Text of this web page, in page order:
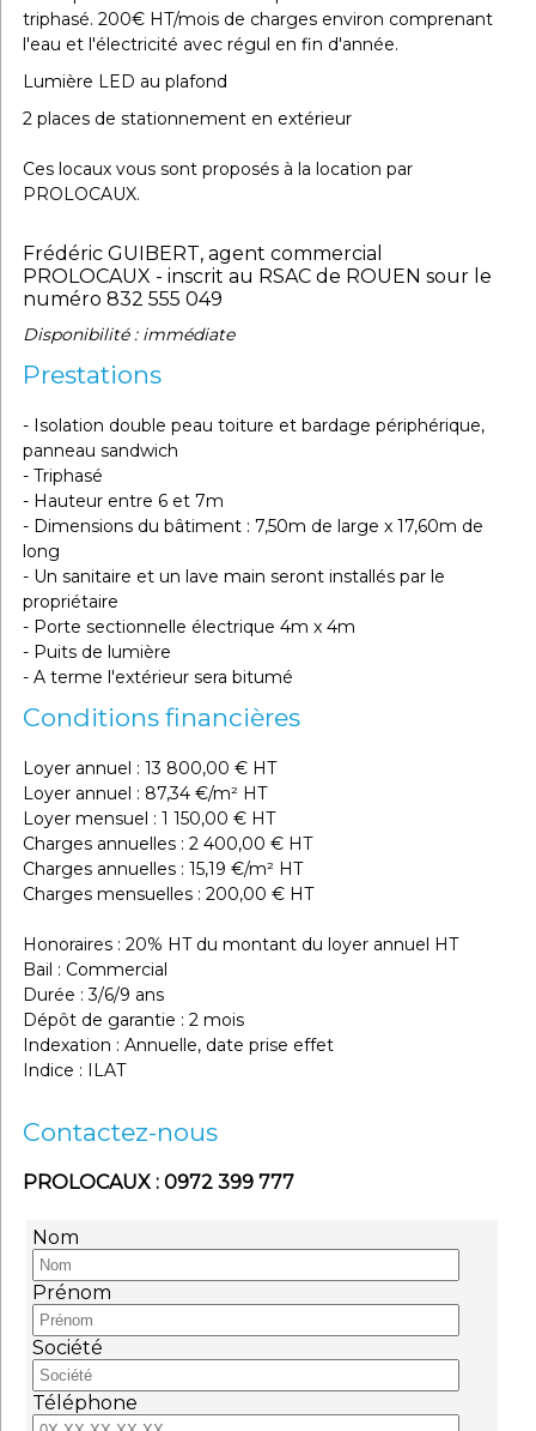
triphasé. 200€ HT/mois de charges environ comprenant
l'eau et l'électricité avec régul en fin d'année.
Lumière LED au plafond
2 places de stationnement en extérieur
Ces locaux vous sont proposés à la location par
PROLOCAUX.
Frédéric GUIBERT, agent commercial
PROLOCAUX - inscrit au RSAC de ROUEN sour le
numéro 832 555 049
Disponibilité : immédiate
Prestations
- Isolation double peau toiture et bardage périphérique,
panneau sandwich
- Triphasé
- Hauteur entre 6 et 7m
- Dimensions du bâtiment : 7,50m de large x 17,60m de
long
- Un sanitaire et un lave main seront installés par le
propriétaire
- Porte sectionnelle électrique 4m x 4m
- Puits de lumière
- A terme l'extérieur sera bitumé
Conditions financières
Loyer annuel : 13 800,00 € HT
Loyer annuel : 87,34 €/m² HT
Loyer mensuel : 1 150,00 € HT
Charges annuelles : 2 400,00 € HT
Charges annuelles : 15,19 €/m² HT
Charges mensuelles : 200,00 € HT
Honoraires : 20% HT du montant du loyer annuel HT
Bail : Commercial
Durée : 3/6/9 ans
Dépôt de garantie : 2 mois
Indexation : Annuelle, date prise effet
Indice : ILAT
Contactez-nous
PROLOCAUX : 0972 399 777
Nom
Prénom
Société
Téléphone